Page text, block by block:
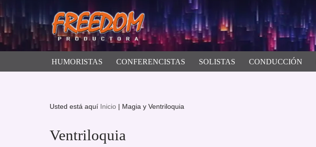
Saltar
contenido
HUMORISTAS CONFERENCISTAS SOLISTAS CONDUCCIÓN
Usted está aquí Inicio | Magia y Ventriloquia
Ventriloquia